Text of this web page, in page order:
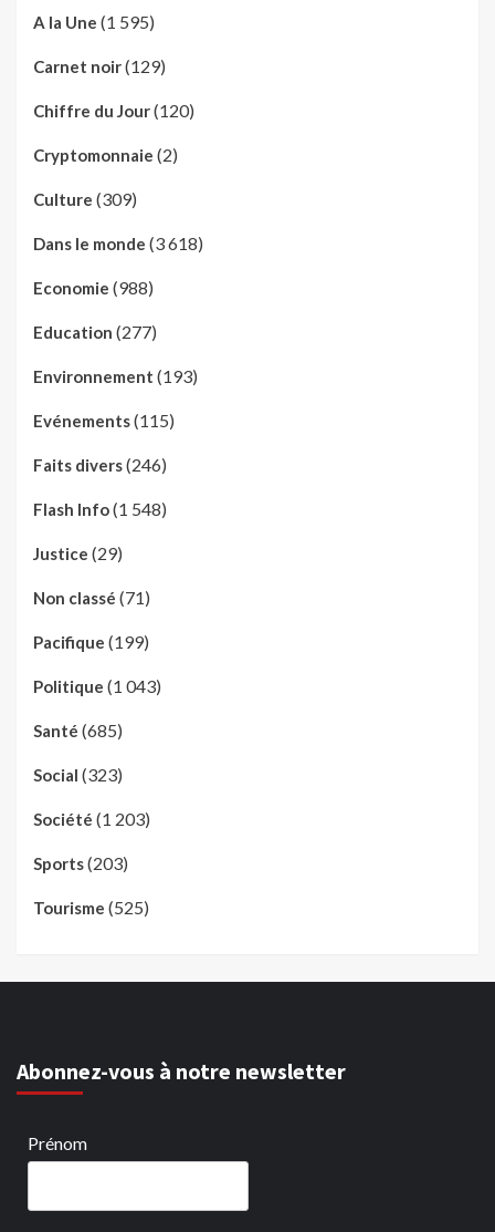
A la Une (1 595)
Carnet noir(129)
Chiffre du Jour(120)
Cryptomonnaie (2)
Culture (309)
Dans le monde (3 618)
Economie (988)
Education (277)
Environnement (193)
Evénements(115)
Faits divers(246)
Flash Info(1 548)
Justice (29)
Non classé (71)
Pacifique (199)
Politique (1 043)
Santé (685)
Social (323)
Société (1 203)
Sports(203)
Tourisme (525)
Abonnez-vous à notre newsletter
Prénom